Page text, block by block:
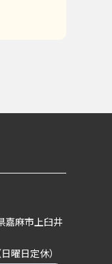
嘉麻市上臼井
曜日定休）